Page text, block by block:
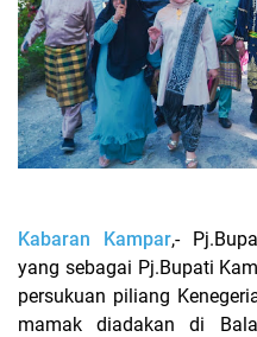
Kabaran Kampar,-
yang sebagai Pj.Bupati
persukuan piliang
mamak diadakan di